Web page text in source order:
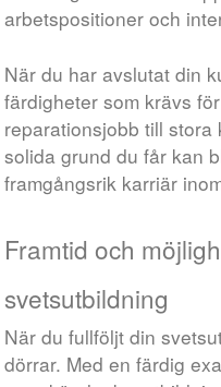
arbetspositioner och
När du har avslutat din
färdigheter som krävs
reparationsjobb till
solida grund du får kan
framgångsrik karriär
Framtid och
svetsutbildning
När du fullföljt din
dörrar. Med en färdig